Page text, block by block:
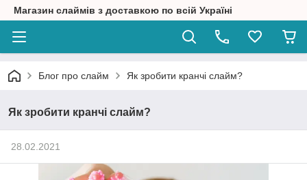
Магазин слаймів з доставкою по всій Україні
Блог про слайм Як зробити кранчі слайм?
Як зробити кранчі слайм?
28.02.2021